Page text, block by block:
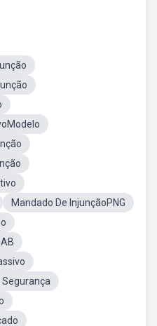
Mandado De InjunçãoPNG
Segurança